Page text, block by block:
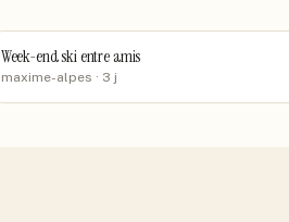
Week-end ski entre amis
maxime-alpes · 3 j